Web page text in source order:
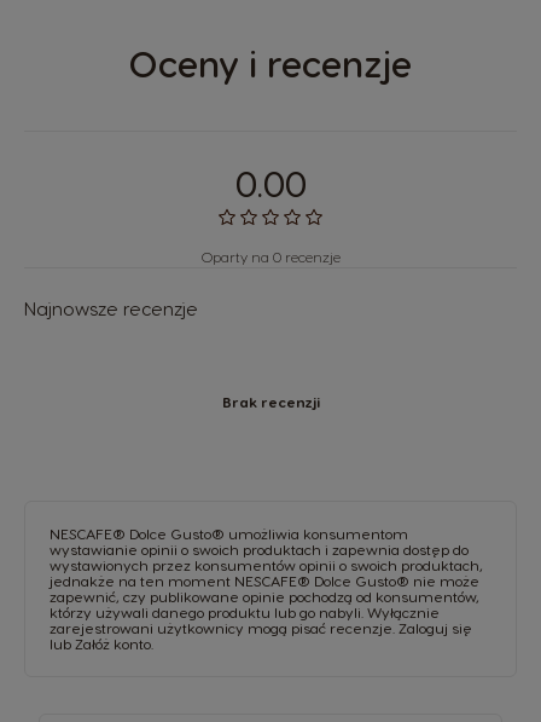
Oceny i recenzje
0.00
Oparty na 0 recenzje
Najnowsze recenzje
Brak recenzji
NESCAFE® Dolce Gusto® umożliwia konsumentom
wystawianie opinii o swoich produktach i zapewnia dostęp do
wystawionych przez konsumentów opinii o swoich produktach,
jednakże na ten moment NESCAFE® Dolce Gusto® nie może
zapewnić, czy publikowane opinie pochodzą od konsumentów,
którzy używali danego produktu lub go nabyli. Wyłącznie
zarejestrowani użytkownicy mogą pisać recenzje. Zaloguj się
lub Załóż konto